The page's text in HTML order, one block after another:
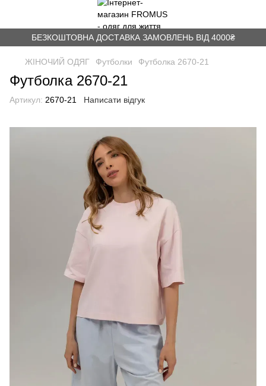
БЕЗКОШТОВНА ДОСТАВКА ЗАМОВЛЕНЬ ВІД 4000₴
ЖІНОЧИЙ ОДЯГ Футболки Футболка 2670-21
Футболка 2670-21
Артикул: 2670-21 Написати відгук